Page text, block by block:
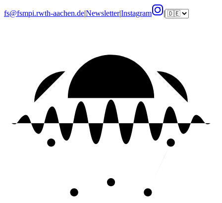
fs@fsmpi.rwth-aachen.de|Newsletter|Instagram |